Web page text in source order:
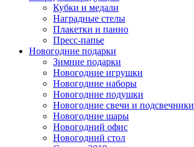
Кубки и медали
Наградные стелы
Плакетки и панно
Пресс-папье
Новогодние подарки
Зимние подарки
Новогодние игрушки
Новогодние наборы
Новогодние подушки
Новогодние свечи и подсвечники
Новогодние шары
Новогодний офис
Новогодний стол